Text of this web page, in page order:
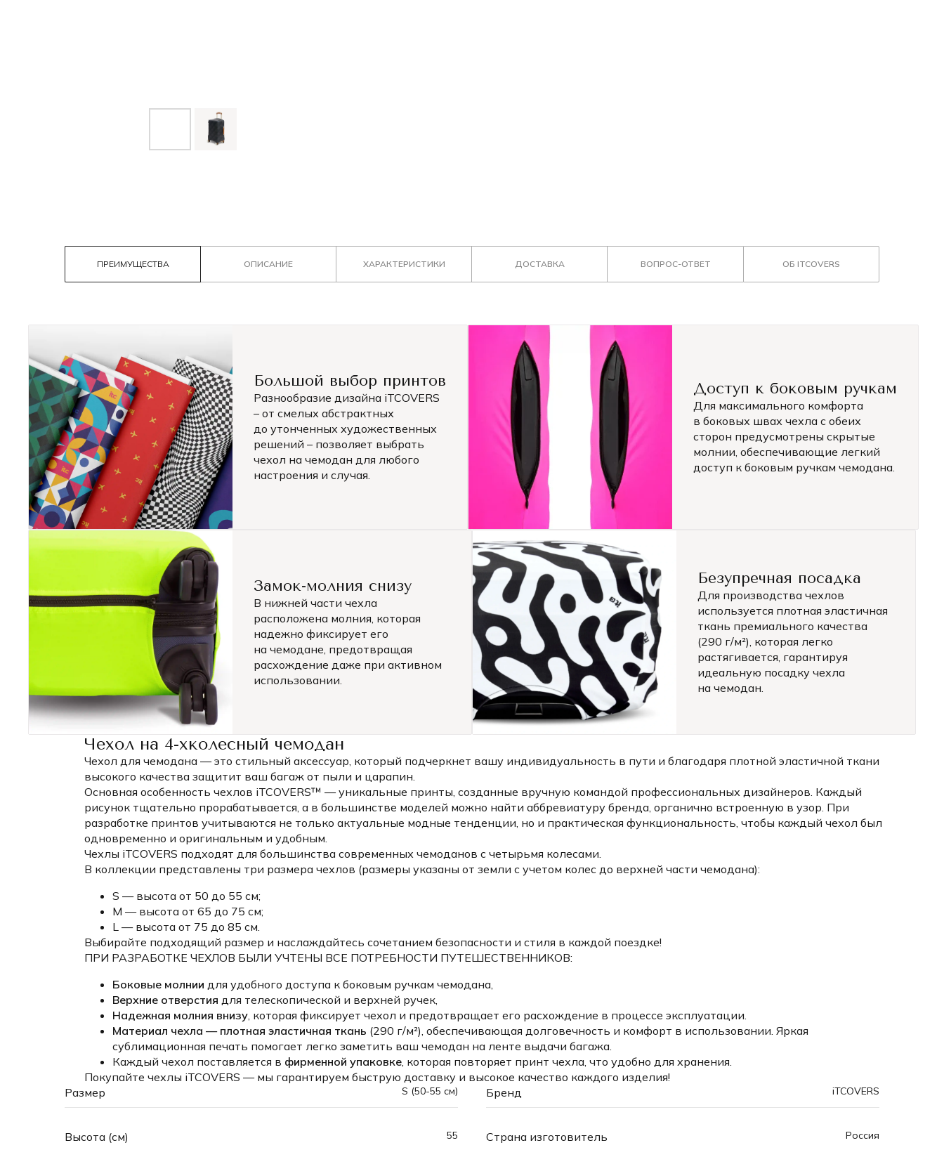
ПРЕИМУЩЕСТВА ОПИСАНИЕ ХАРАКТЕРИСТИКИ ДОСТАВКА ВОПРОС-ОТВЕТ ОБ ITCOVERS
Большой выбор принтов
Разнообразие дизайна iTCOVERS
– от смелых абстрактных
до утонченных художественных
решений – позволяет выбрать
чехол на чемодан для любого
настроения и случая.
Доступ к боковым ручкам
Для максимального комфорта
в боковых швах чехла с обеих
сторон предусмотрены скрытые
молнии, обеспечивающие легкий
доступ к боковым ручкам чемодана.
Замок-молния снизу
В нижней части чехла
расположена молния, которая
надежно фиксирует его
на чемодане, предотвращая
расхождение даже при активном
использовании.
Безупречная посадка
Для производства чехлов
используется плотная эластичная
ткань премиального качества
(290 г/м²), которая легко
растягивается, гарантируя
идеальную посадку чехла
на чемодан.
Чехол на 4-хколесный чемодан
Чехол для чемодана — это стильный аксессуар, который подчеркнет вашу индивидуальность в пути и благодаря плотной эластичной ткани
высокого качества защитит ваш багаж от пыли и царапин.
Основная особенность чехлов iTCOVERS™ — уникальные принты, созданные вручную командой профессиональных дизайнеров. Каждый
рисунок тщательно прорабатывается, а в большинстве моделей можно найти аббревиатуру бренда, органично встроенную в узор. При
разработке принтов учитываются не только актуальные модные тенденции, но и практическая функциональность, чтобы каждый чехол был
одновременно и оригинальным и удобным.
Чехлы iTCOVERS подходят для большинства современных чемоданов с четырьмя колесами.
В коллекции представлены три размера чехлов (размеры указаны от земли с учетом колес до верхней части чемодана):
S — высота от 50 до 55 см;
M — высота от 65 до 75 см;
L — высота от 75 до 85 см.
Выбирайте подходящий размер и наслаждайтесь сочетанием безопасности и стиля в каждой поездке!
ПРИ РАЗРАБОТКЕ ЧЕХЛОВ БЫЛИ УЧТЕНЫ ВСЕ ПОТРЕБНОСТИ ПУТЕШЕСТВЕННИКОВ:
Боковые молнии для удобного доступа к боковым ручкам чемодана,
Верхние отверстия для телескопической и верхней ручек,
Надежная молния внизу, которая фиксирует чехол и предотвращает его расхождение в процессе эксплуатации.
Материал чехла — плотная эластичная ткань (290 г/м²), обеспечивающая долговечность и комфорт в использовании. Яркая
сублимационная печать помогает легко заметить ваш чемодан на ленте выдачи багажа.
Каждый чехол поставляется в фирменной упаковке, которая повторяет принт чехла, что удобно для хранения.
Покупайте чехлы iTCOVERS — мы гарантируем быструю доставку и высокое качество каждого изделия!
Размер
S (50-55 см)
Высота (см) 55
Бренд iTCOVERS
Страна изготовитель Россия